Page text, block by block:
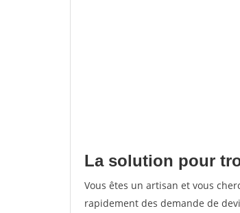
La solution pour
Vous êtes un artisan et vous
rapidement des demande de